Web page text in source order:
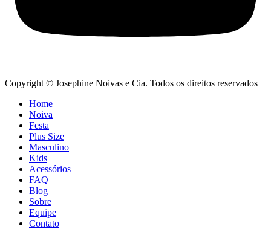
Copyright © Josephine Noivas e Cia. Todos os direitos reservados
Home
Noiva
Festa
Plus Size
Masculino
Kids
Acessórios
FAQ
Blog
Sobre
Equipe
Contato